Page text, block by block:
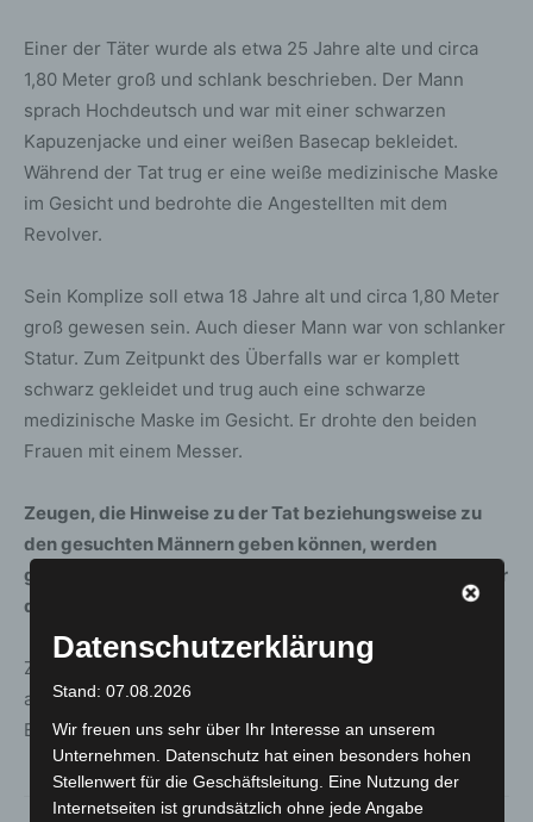
Einer der Täter wurde als etwa 25 Jahre alte und circa
1,80 Meter groß und schlank beschrieben. Der Mann
sprach Hochdeutsch und war mit einer schwarzen
Kapuzenjacke und einer weißen Basecap bekleidet.
Während der Tat trug er eine weiße medizinische Maske
im Gesicht und bedrohte die Angestellten mit dem
Revolver.
Sein Komplize soll etwa 18 Jahre alt und circa 1,80 Meter
groß gewesen sein. Auch dieser Mann war von schlanker
Statur. Zum Zeitpunkt des Überfalls war er komplett
schwarz gekleidet und trug auch eine schwarze
medizinische Maske im Gesicht. Er drohte den beiden
Frauen mit einem Messer.
Zeugen, die Hinweise zu der Tat beziehungsweise zu
den gesuchten Männern geben können, werden
gebeten, sich beim Kriminaldauerdienst Hannover unter
der Telefonnummer 0511 109-5555 zu melden.
Zusammenhänge mit ähnlich gelagerten Sachverhalten
aus der jüngeren Vergangenheit werden im Rahmen der
Ermittlungen geprüft.
Datenschutzerklärung
Stand: 07.08.2026
Wir freuen uns sehr über Ihr Interesse an unserem
Unternehmen. Datenschutz hat einen besonders hohen
Stellenwert für die Geschäftsleitung. Eine Nutzung der
Internetseiten ist grundsätzlich ohne jede Angabe